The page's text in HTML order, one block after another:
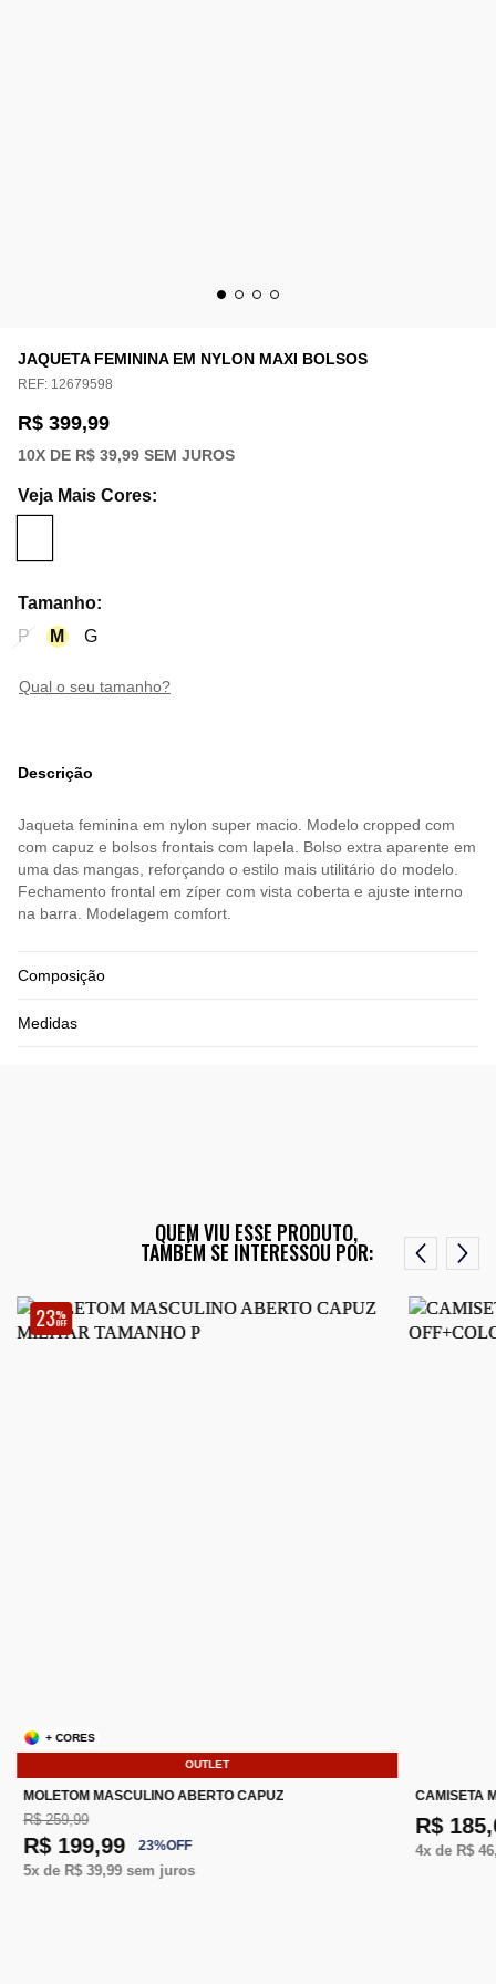
JAQUETA FEMININA EM NYLON MAXI BOLSOS
REF: 12679598
R$ 399,99
10X DE R$ 39,99 SEM JUROS
Veja Mais Cores:
Tamanho:
P
M G
qual o seu tamanho?
Descrição
Jaqueta feminina em nylon super macio. Modelo cropped com
com capuz e bolsos frontais com lapela. Bolso extra aparente em
uma das mangas, reforçando o estilo mais utilitário do modelo.
Fechamento frontal em zíper com vista coberta e ajuste interno
na barra. Modelagem comfort.
Composição
Medidas
QUEM VIU ESSE PRODUTO,
TAMBÉM SE INTERESSOU POR:
23%
OFF
OUTLET
+ CORES
MOLETOM MASCULINO ABERTO CAPUZ
R$ 259,99
R$ 199,99 23%OFF
5x de R$ 39,99sem juros
CAMISETA
R$
4x de R$